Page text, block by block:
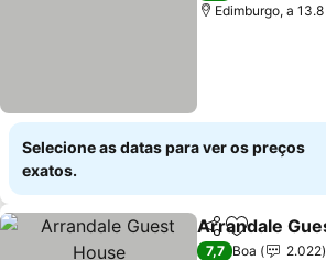
Edimburgo, a
Selecione as datas para ver os preços
exatos.
PartilharAdicionar
Arrandale
7,7 Boa
2.022